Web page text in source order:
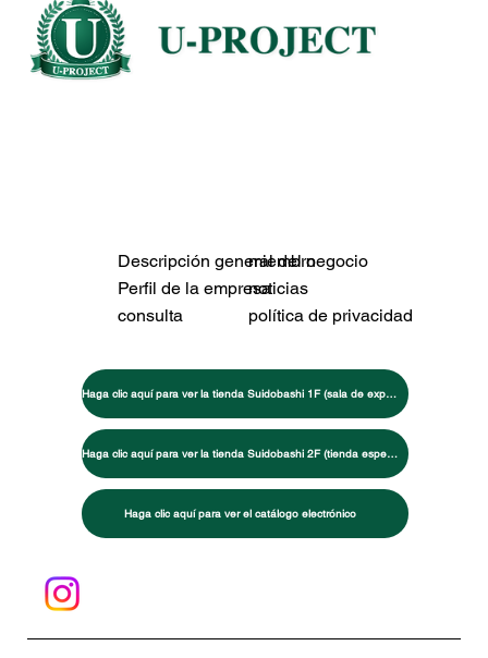
Haga clic aquí para ver la tienda Suidobashi 1F (sala de exposición de máquinas de entrenamiento)
Haga clic aquí para ver la tienda Suidobashi 2F (tienda especializada en artes marciales/entrenamiento)
Haga clic aquí para ver el catálogo electrónico
Descripción general del negocio
miembro
Perfil de la empresanoticias
consulta
política de privacidad